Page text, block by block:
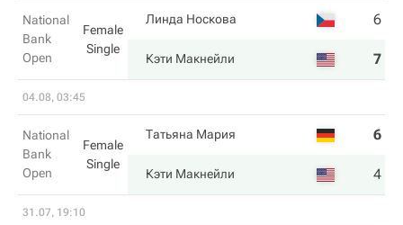
National
Bank
Open
Female
Single
Линда Носкова 6
Кэти Макнейли 7
04.08, 03:45
National
Bank
Open
Female
Single
Татьяна Мария 6
Кэти Макнейли 4
31.07, 19:10